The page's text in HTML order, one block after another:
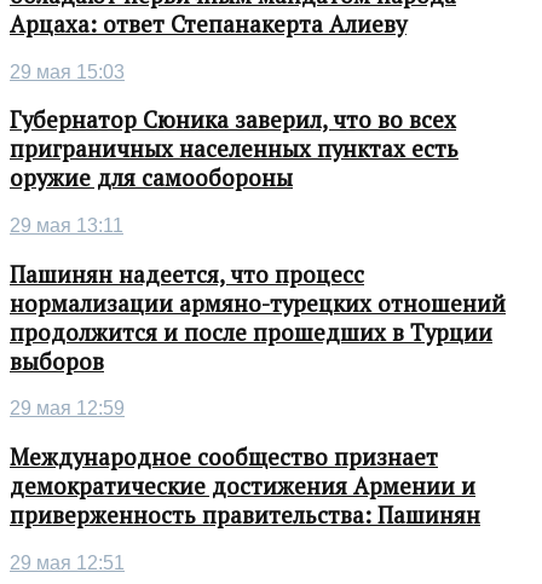
Арцаха: ответ Степанакерта Алиеву
29 мая 15:03
Губернатор Сюника заверил, что во всех
приграничных населенных пунктах есть
оружие для самообороны
29 мая 13:11
Пашинян надеется, что процесс
нормализации армяно-турецких отношений
продолжится и после прошедших в Турции
выборов
29 мая 12:59
Международное сообщество признает
демократические достижения Армении и
приверженность правительства: Пашинян
29 мая 12:51